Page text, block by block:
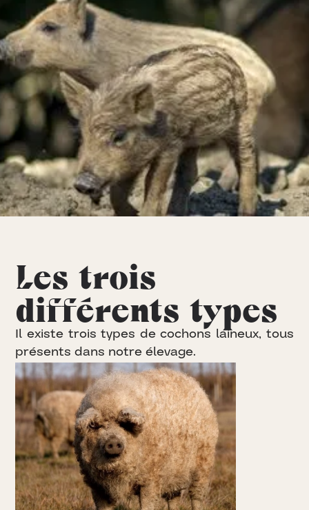
Les trois
différents types
Il existe trois types de cochons laineux, tous
présents dans notreélevage.